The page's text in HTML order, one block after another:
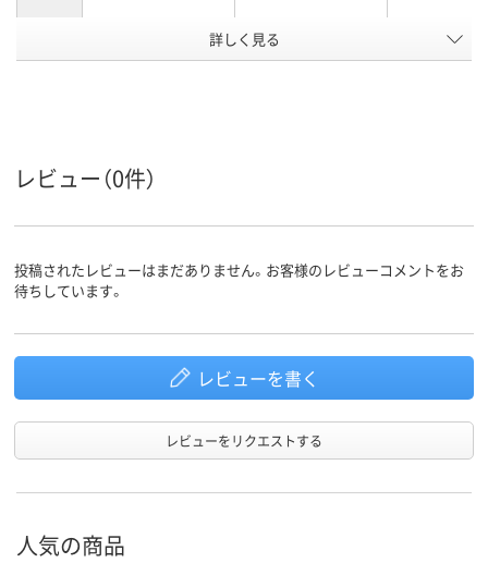
90 105
詳しく見る
レビュー（0件）
投稿されたレビューはまだありません。お客様のレビューコメントをお
待ちしています。
レビューを書く
レビューをリクエストする
人気の商品